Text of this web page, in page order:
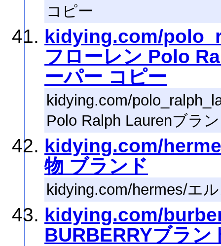
コピー
kidying.com/
フローレン Polo
ーパー コピー
kidying.com/
Polo Ralph Laurenブラ
kidying.com/
物 ブランド
kidying.com/hermes/エ
kidying.com/
BURBERRYブラン